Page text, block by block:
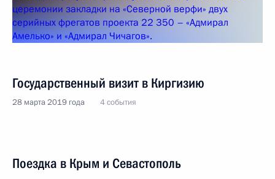
Государственный визит в Киргизию
28 марта 2019 года 4 события
Поездка в Крым и Севастополь